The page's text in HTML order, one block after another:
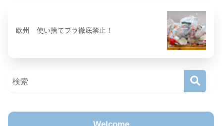
欧州 使い捨てプラ徹底禁止！